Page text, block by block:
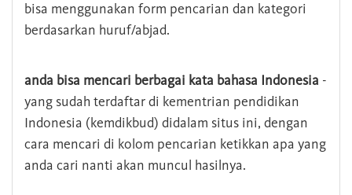
bisa menggunakan form pencarian dan kategori
berdasarkan huruf/abjad.
anda bisa mencari berbagai kata bahasa Indonesia -
yang sudah terdaftar di kementrian pendidikan
Indonesia (kemdikbud) didalam situs ini, dengan
cara mencari di kolom pencarian ketikkan apa yang
anda cari nanti akan muncul hasilnya.